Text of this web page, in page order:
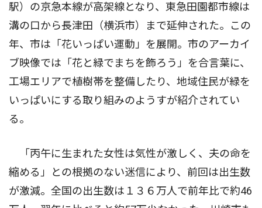
駅）の京急本線が高架線となり、東急田園都市線は
溝の口から長津田（横浜市）まで延伸された。この
年、市は「花いっぱい運動」を展開。市のアーカイ
ブ映像では「花と緑でまちを飾ろう」を合言葉に、
工場エリアで植樹帯を整備したり、地域住民が緑を
いっぱいにする取り組みのようすが紹介されてい
る。
「丙午に生まれた女性は気性が激しく、夫の命を
縮める」との根拠のない迷信により、前回は出生数
が激減。全国の出生数は１３６万人で前年比で約46